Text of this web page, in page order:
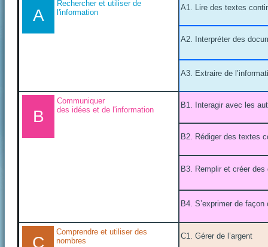
A
Rechercher et utiliser de
l'information
A1. Lire des textes
A2. Interpréter des
A3. Extraire de
B
Communiquer
des idées et de l'information
B1. Interagir avec les
B2. Rédiger des textes
B3. Remplir et créer des
B4. S’exprimer de façon
C
Comprendre et utiliser des
nombres
C1. Gérer de l’argent